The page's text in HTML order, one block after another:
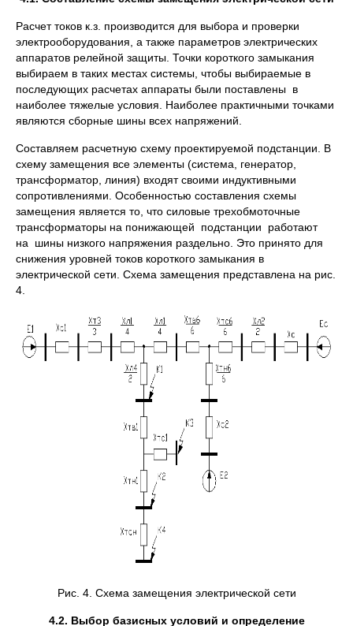
Расчет токов к.з. производится для выбора и проверки
электрооборудования, а также параметров электрических
аппаратов релейной защиты. Точки короткого замыкания
выбираем в таких местах системы, чтобы выбираемые в
последующих расчетах аппараты были поставлены в
наиболее тяжелые условия. Наиболее практичными точками
являются сборные шины всех напряжений.
Составляем расчетную схему проектируемой подстанции. В
схему замещения все элементы (система, генератор,
трансформатор, линия) входят своими индуктивными
сопротивлениями. Особенностью составления схемы
замещения является то, что силовые трехобмоточные
трансформаторы на понижающей подстанции работают
на шины низкого напряжения раздельно. Это принято для
снижения уровней токов короткого замыкания в
электрической сети. Схема замещения представлена на рис.
4.
Рис. 4. Схема замещения электрической сети
4.2. Выбор базисных условий и определение